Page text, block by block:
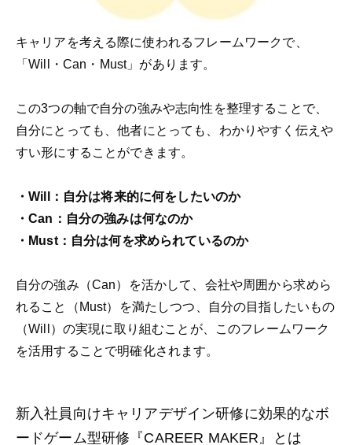
キャリアを考える際に使われるフレームワークで、
「Will・Can・Must」があります。
この3つの軸で自分の強みや志向性を整理することで、
自分にとっても、他者にとっても、わかりやすく伝えや
すい形にすることができます。
・Will：自分は将来的に何をしたいのか
・Can：自分の強みは何なのか
・Must：自分は何を求められているのか
自分の強み（Can）を活かして、会社や周囲から求めら
れること（Must）を満たしつつ、自分の目指したいもの
（Will）の実現に取り組むことが、このフレームワーク
を活用することで明確化されます。
新入社員向けキャリアデザイン研修に効果的なボ
ードゲーム型研修『CAREER MAKER』とは